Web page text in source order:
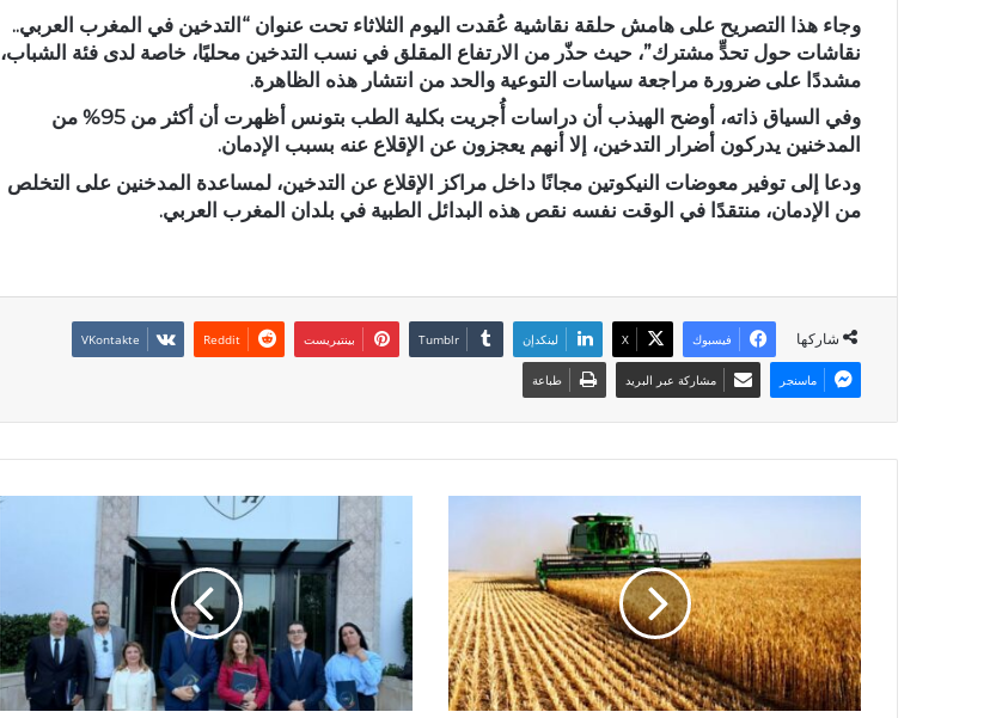
وجاء هذا التصريح على هامش حلقة نقاشية عُقدت اليوم الثلاثاء تحت عنوان “التدخين في المغرب العربي..
نقاشات حول تحدٍّ مشترك”، حيث حذّر من الارتفاع المقلق في نسب التدخين محليًا، خاصة لدى فئة الشباب،
مشددًا على ضرورة مراجعة سياسات التوعية والحد من انتشار هذه الظاهرة.
وفي السياق ذاته، أوضح الهيذب أن دراسات أُجريت بكلية الطب بتونس أظهرت أن أكثر من 95% من
المدخنين يدركون أضرار التدخين، إلا أنهم يعجزون عن الإقلاع عنه بسبب الإدمان.
ودعا إلى توفير معوضات النيكوتين مجانًا داخل مراكز الإقلاع عن التدخين، لمساعدة المدخنين على التخلص
من الإدمان، منتقدًا في الوقت نفسه نقص هذه البدائل الطبية في بلدان المغرب العربي.
شاركها فيسبوك X لينكدإن بينتيريست
ماسنجر مشاركة عبر البريد طباعة